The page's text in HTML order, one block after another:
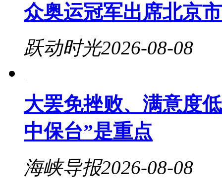
众奥运冠军出席北京
跃动时光2026-08-08
大罢免挫败、满意度
中保台”是重点
海峡导报2026-08-08